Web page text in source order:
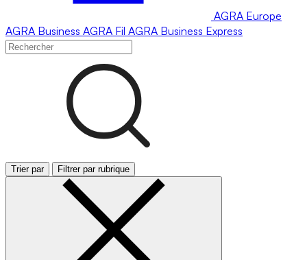
AGRA Europe
AGRA Business AGRA Fil AGRA Business Express
Trier par Filtrer par rubrique